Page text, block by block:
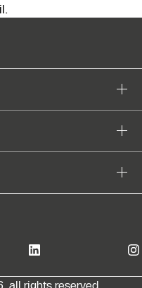
all rights reserved